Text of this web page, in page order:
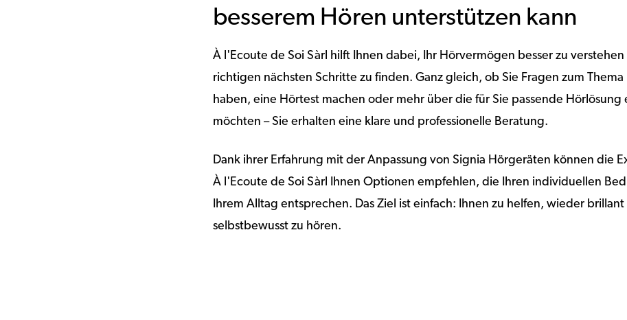
besserem Hören unterstützen kann
À l'Ecoute de Soi Sàrl hilft Ihnen dabei, Ihr Hörvermögen besser zu
richtigen nächsten Schritte zu finden. Ganz gleich, ob Sie Fragen zum
haben, eine Hörtest machen oder mehr über die für Sie passende Hörlösung
möchten – Sie erhalten eine klare und professionelle Beratung.
Dank ihrer Erfahrung mit der Anpassung von Signia Hörgeräten können die
À l'Ecoute de Soi Sàrl Ihnen Optionen empfehlen, die Ihren individuellen
Ihrem Alltag entsprechen. Das Ziel ist einfach: Ihnen zu helfen, wieder brillant
selbstbewusst zu hören.